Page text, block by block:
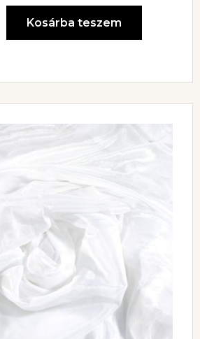
Kosárba teszem